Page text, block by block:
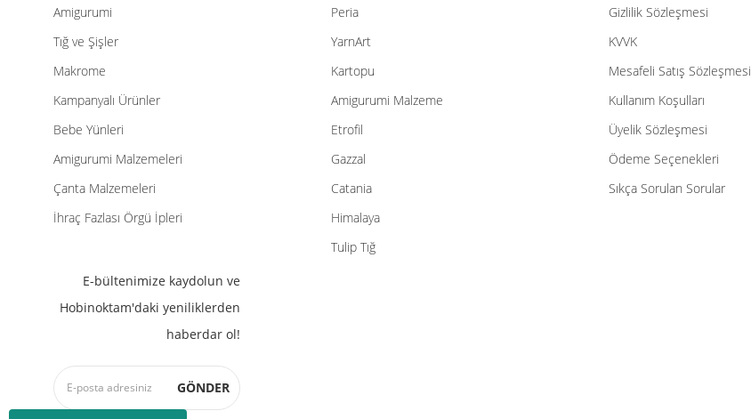
Gönder
Amigurumi
Tığ ve Şişler
Makrome
Kampanyalı Ürünler
Bebe Yünleri
Amigurumi Malzemeleri
Çanta Malzemeleri
İhraç Fazlası Örgü İpleri
Peria
YarnArt
Kartopu
Amigurumi Malzeme
Etrofil
Gazzal
Catania
Himalaya
Tulip Tığ
Gizlilik Sözleşmesi
KVVK
Mesafeli Satış Sözleşmesi
Kullanım Koşulları
Üyelik Sözleşmesi
Ödeme Seçenekleri
Sıkça Sorulan Sorular
E-bültenimize kaydolun ve
Hobinoktam'daki yeniliklerden
haberdar ol!
GÖNDER